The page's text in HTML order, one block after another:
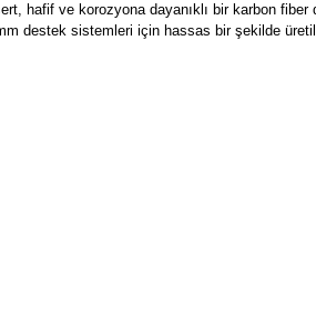
hafif ve korozyona dayanıklı bir karbon
destek sistemleri için hassas bir şekilde